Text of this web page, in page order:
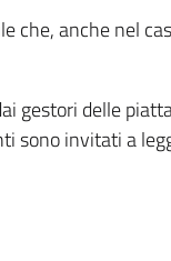
che, anche nel
gestori delle
sono invitati a